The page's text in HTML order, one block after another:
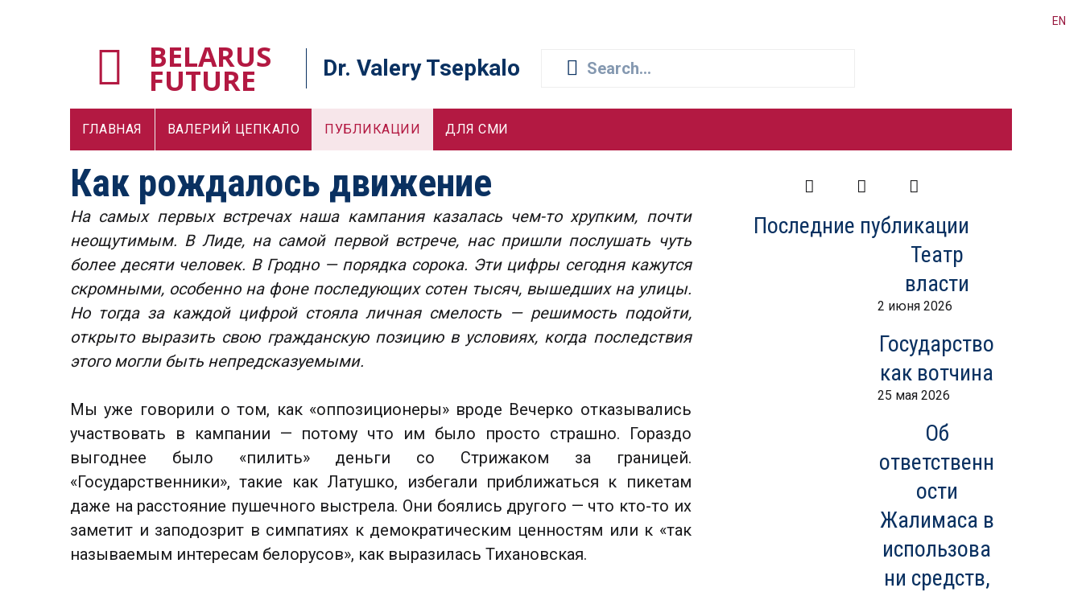
EN
BELARUS
FUTURE Dr. Valery Tsepkalo
ГЛАВНАЯ ВАЛЕРИЙ ЦЕПКАЛО ПУБЛИКАЦИИ ДЛЯ СМИ
Как рождалось движение
На самых первых встречах наша кампания казалась чем-то хрупким, почти
неощутимым. В Лиде, на самой первой встрече, нас пришли послушать чуть
более десяти человек. В Гродно — порядка сорока. Эти цифры сегодня кажутся
скромными, особенно на фоне последующих сотен тысяч, вышедших на улицы.
Но тогда за каждой цифрой стояла личная смелость — решимость подойти,
открыто выразить свою гражданскую позицию в условиях, когда последствия
этого могли быть непредсказуемыми.
Мы уже говорили о том, как «оппозиционеры» вроде Вечерко отказывались
участвовать в кампании — потому что им было просто страшно. Гораздо
выгоднее было «пилить» деньги со Стрижаком за границей.
«Государственники», такие как Латушко, избегали приближаться к пикетам
даже на расстояние пушечного выстрела. Они боялись другого — что кто-то их
заметит и заподозрит в симпатиях к демократическим ценностям или к «так
называемым интересам белорусов», как выразилась Тихановская.
Facebook Twitter
Последние публикации
Театр
власти
2 июня 2026
Государство
как вотчина
25 мая 2026
Об
ответственн
ости
Жалимаса в
использова
ни средств,